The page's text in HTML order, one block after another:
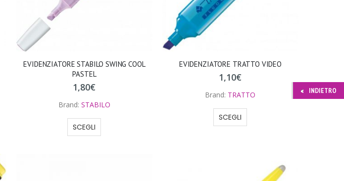
EVIDENZIATORE STABILO SWING COOL
PASTEL
1,80€
Brand: STABILO
SCEGLI
EVIDENZIATORE TRATTO VIDEO
1,10€
Brand: TRATTO
SCEGLI
INDIETRO